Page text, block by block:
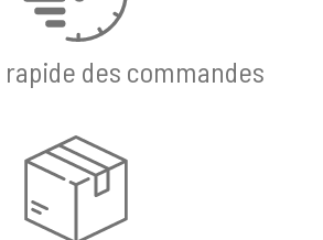
des commandes